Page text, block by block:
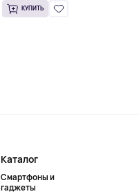
КУПИТЬ
Каталог
Смартфоны и
гаджеты